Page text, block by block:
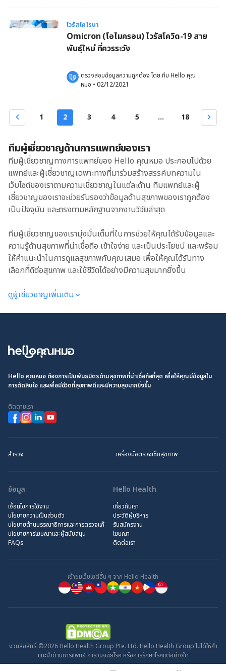
ไวรัสโคโรนา
Omicron (โอไมครอน) ไวรัสโควิด-19 สาย
พันธุ์ใหม่ ที่ควรระวัง
ตรวจสอบข้อมูลความถูกต้อง โดย ทีม Hello คุณ
หมอ • 02/12/2021
1 2 3 4 5 ... 18
ทีมผู้เชี่ยวชาญด้านการแพทย์ของเรา
ทีมผู้เชี่ยวชาญทางการแพทย์ของ Hello คุณหมอ ประกอบไปด้วย
แพทย์และผู้เชี่ยวชาญเฉพาะทางที่มาร่วมสร้างสรรค์บทความใน
เว็บไซต์ของเราตามความเชี่ยวชาญในแต่ละด้าน ทีมแพทย์และผู้
เชี่ยวชาญของเราจะช่วยรับรองว่าข้อมูลด้านสุขภาพของเราถูกต้อง
เป็นปัจจุบัน และตรงตามหลักฐานจากงานวิจัยล่าสุด
ทีมผู้เชี่ยวชาญของเรามุ่งมั่นเต็มที่ในการช่วยให้คุณได้รับข้อมูลและ
ความรู้ด้านสุขภาพที่น่าเชื่อถือ เข้าใจง่าย และเป็นประโยชน์ และพร้อม
ให้คำแนะนำในการดูแลสุขภาพกับคุณเสมอ เพื่อให้คุณได้รับทาง
เลือกที่ดีต่อสุขภาพ และใช้ชีวิตได้อย่างมีความสุขมากยิ่งขึ้น
ดูผู้เชี่ยวชาญเพิ่มเติม
Hello คุณหมอ ต้องการเป็นพันธมิตรด้านสุขภาพที่น่าเชื่อถือที่สุด เพื่อให้คุณมีข้อมูลใน
การตัดสินใจ และเพื่อมีชีวิตที่สุขภาพดีและมีความสุขมากยิ่งขึ้น
ติดตามเรา
สำรวจ เครื่องมือตรวจเช็กสุขภาพ
ข้อมูล
เงื่อนไขการใช้งาน
นโยบายความเป็นส่วนตัว
นโยบายด้านบรรณาธิการและการตรวจแก้
นโยบายการโฆษณาและผู้สนับสนุน
FAQs
Hello Health
เกี่ยวกับเรา
ประวัติผู้บริหาร
รับสมัครงาน
โฆษณา
ติดต่อเรา
เข้าชมเว็บไซต์อื่น ๆ จาก Hello Health
งวนลิขสิทธิ์ ©2026 Hello Health Group Pte. Ltd. Hello Health Group ไม่ได้ให้คำ
แนะนำด้านการแพทย์ การวินิจฉัยโรค หรือการรักษาโรคแต่อย่างใด